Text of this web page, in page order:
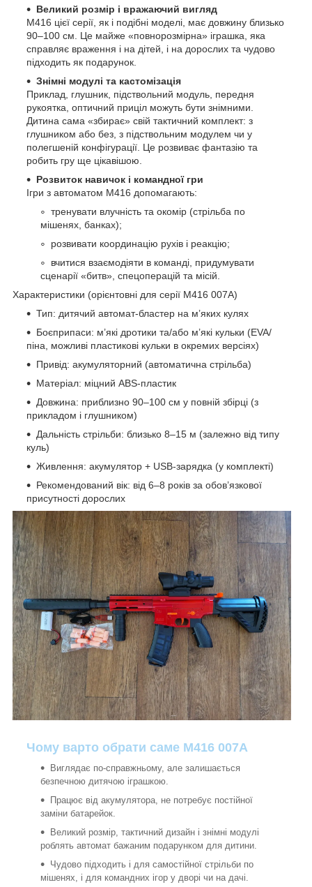
Великий розмір і вражаючий вигляд
M416 цієї серії, як і подібні моделі, має довжину близько
90–100 см. Це майже «повнорозмірна» іграшка, яка
справляє враження і на дітей, і на дорослих та чудово
підходить як подарунок.
Знімні модулі та кастомізація
Приклад, глушник, підствольний модуль, передня
рукоятка, оптичний приціл можуть бути знімними.
Дитина сама «збирає» свій тактичний комплект: з
глушником або без, з підствольним модулем чи у
полегшеній конфігурації. Це розвиває фантазію та
робить гру ще цікавішою.
Розвиток навичок і командної гри
Ігри з автоматом M416 допомагають:
тренувати влучність та окомір (стрільба по
мішенях, банках);
розвивати координацію рухів і реакцію;
вчитися взаємодіяти в команді, придумувати
сценарії «битв», спецоперацій та місій.
Характеристики (орієнтовні для серії M416 007A)
Тип: дитячий автомат-бластер на м’яких кулях
Боєприпаси: м’які дротики та/або м’які кульки (EVA/
піна, можливі пластикові кульки в окремих версіях)
Привід: акумуляторний (автоматична стрільба)
Матеріал: міцний ABS-пластик
Довжина: приблизно 90–100 см у повній збірці (з
прикладом і глушником)
Дальність стрільби: близько 8–15 м (залежно від типу
куль)
Живлення: акумулятор + USB-зарядка (у комплекті)
Рекомендований вік: від 6–8 років за обов’язкової
присутності дорослих
Чому варто обрати саме M416 007A
Виглядає по-справжньому, але залишається
безпечною дитячою іграшкою.
Працює від акумулятора, не потребує постійної
заміни батарейок.
Великий розмір, тактичний дизайн і знімні модулі
роблять автомат бажаним подарунком для дитини.
Чудово підходить і для самостійної стрільби по
мішенях, і для командних ігор у дворі чи на дачі.